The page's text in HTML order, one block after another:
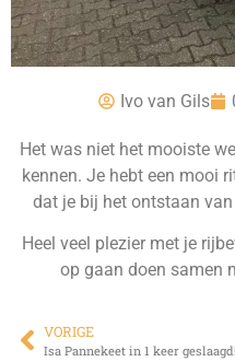
Ivo van Gils
Het was niet het mooiste
kennen. Je hebt een mooi
dat je bij het ontstaan
Heel veel plezier met je
op gaan doen samen
VORIGE
Isa Pannekeet in 1 keer